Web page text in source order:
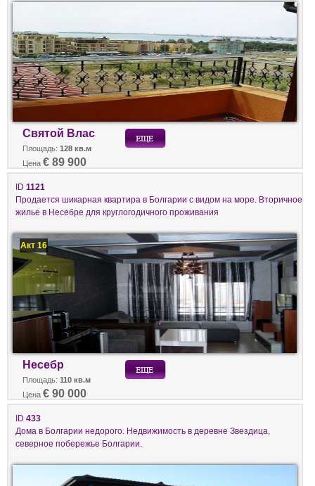
Святой Влас
Площадь: 128 кв.м
Цена € 89 900
ID 1121
Продается шикарная квартира в Болгарии с видом на море. Вторичное
жилье в Несебре для круглогодичного проживания
Акт 16
Несебр
Площадь: 110 кв.м
Цена € 90 000
ID 433
Дома в Болгарии недорого. Недвижимость в деревне Звездица,
северное побережье Болгарии.